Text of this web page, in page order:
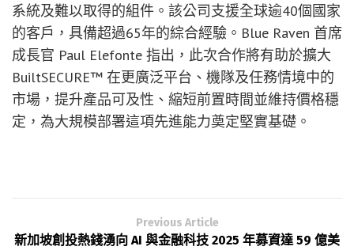
系統及難以取得的組件。該公司支援全球逾40個國家
的客戶，具備超過65年的綜合經驗。Blue Raven 首席
成長官 Paul Elefonte 指出，此次合作將有助於擴大
BuiltSECURE™ 在更廣泛平台、機隊及任務情境中的
市場，提升產品可及性、縮短前置時間並維持價格穩
定，為大規模部署這項先進能力奠定堅實基礎。
Previous Article
新加坡創投熱錢湧向 AI 與金融科技 2025 年募資達 59 億美